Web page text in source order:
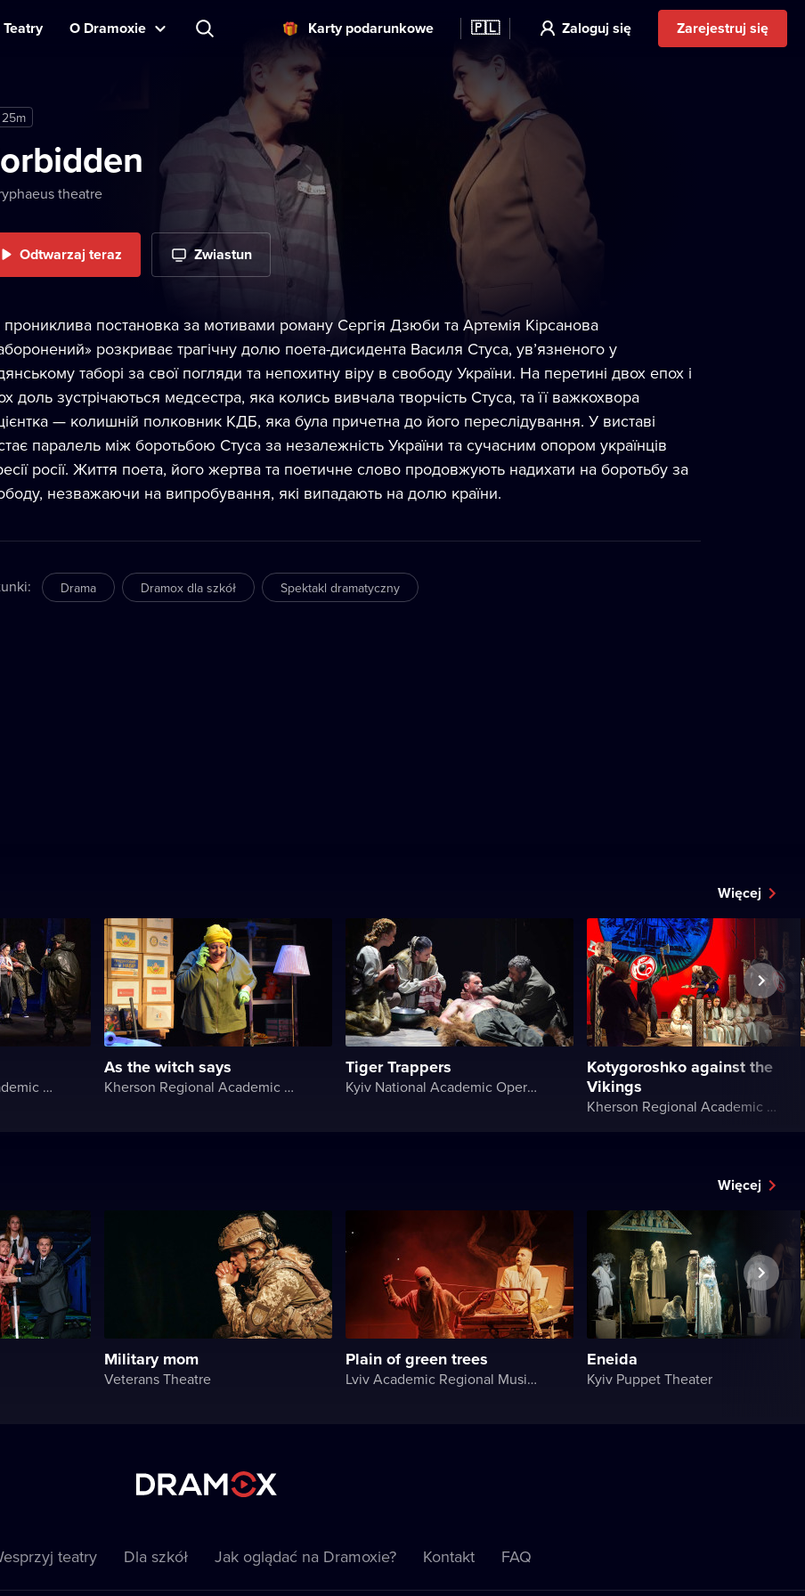
Teatry O Dramoxie Karty podarunkowe 🇵🇱 Zaloguj się Zarejestruj się
theatre
Odtwarzaj teraz Zwiastun
постановка за мотивами роману Сергія Дзюби та Артемія Кірсанова
розкриває трагічну долю поета-дисидента Василя Стуса, ув’язненого у
таборі за свої погляди та непохитну віру в свободу України. На перетині двох епох і
доль зустрічаються медсестра, яка колись вивчала творчість Стуса, та її важкохвора
— колишній полковник КДБ, яка була причетна до його переслідування. У виставі
паралель між боротьбою Стуса за незалежність України та сучасним опором українців
росії. Життя поета, його жертва та поетичне слово продовжують надихати на боротьбу за
незважаючи на випробування, які випадають на долю країни.
: Drama Dramox dla szkół Spektakl dramatyczny
Więcej
Kherson Regional Academic Music and Drama Theater named after Mykola Kulish
As the witch says
Kherson Regional Academic Music and Drama Theater named after Mykola Kulish
Tiger Trappers
Kyiv National Academic Operetta Theater
Kotygoroshko against the
Vikings
Kherson Regional Academic Music and Drama Theater named after Mykola Kulish
Więcej
Military mom
Veterans Theatre
Plain of green trees
Lviv Academic Regional Music and Drama Theater named after Yuriy Drohobych
Eneida
Kyiv Puppet Theater
teatry Dla szkół Jak oglądać na Dramoxie? Kontakt FAQ